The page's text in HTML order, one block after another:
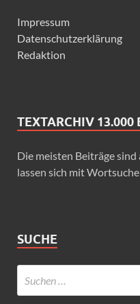
Impressum
Datenschutzerklärung
Redaktion
TEXTARCHIV 13.000
Die meisten Beiträge
lassen sich mit
SUCHE